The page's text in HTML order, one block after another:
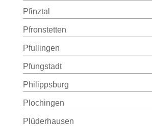
Pfinztal
Pfronstetten
Pfullingen
Pfungstadt
Philippsburg
Plochingen
Plüderhausen